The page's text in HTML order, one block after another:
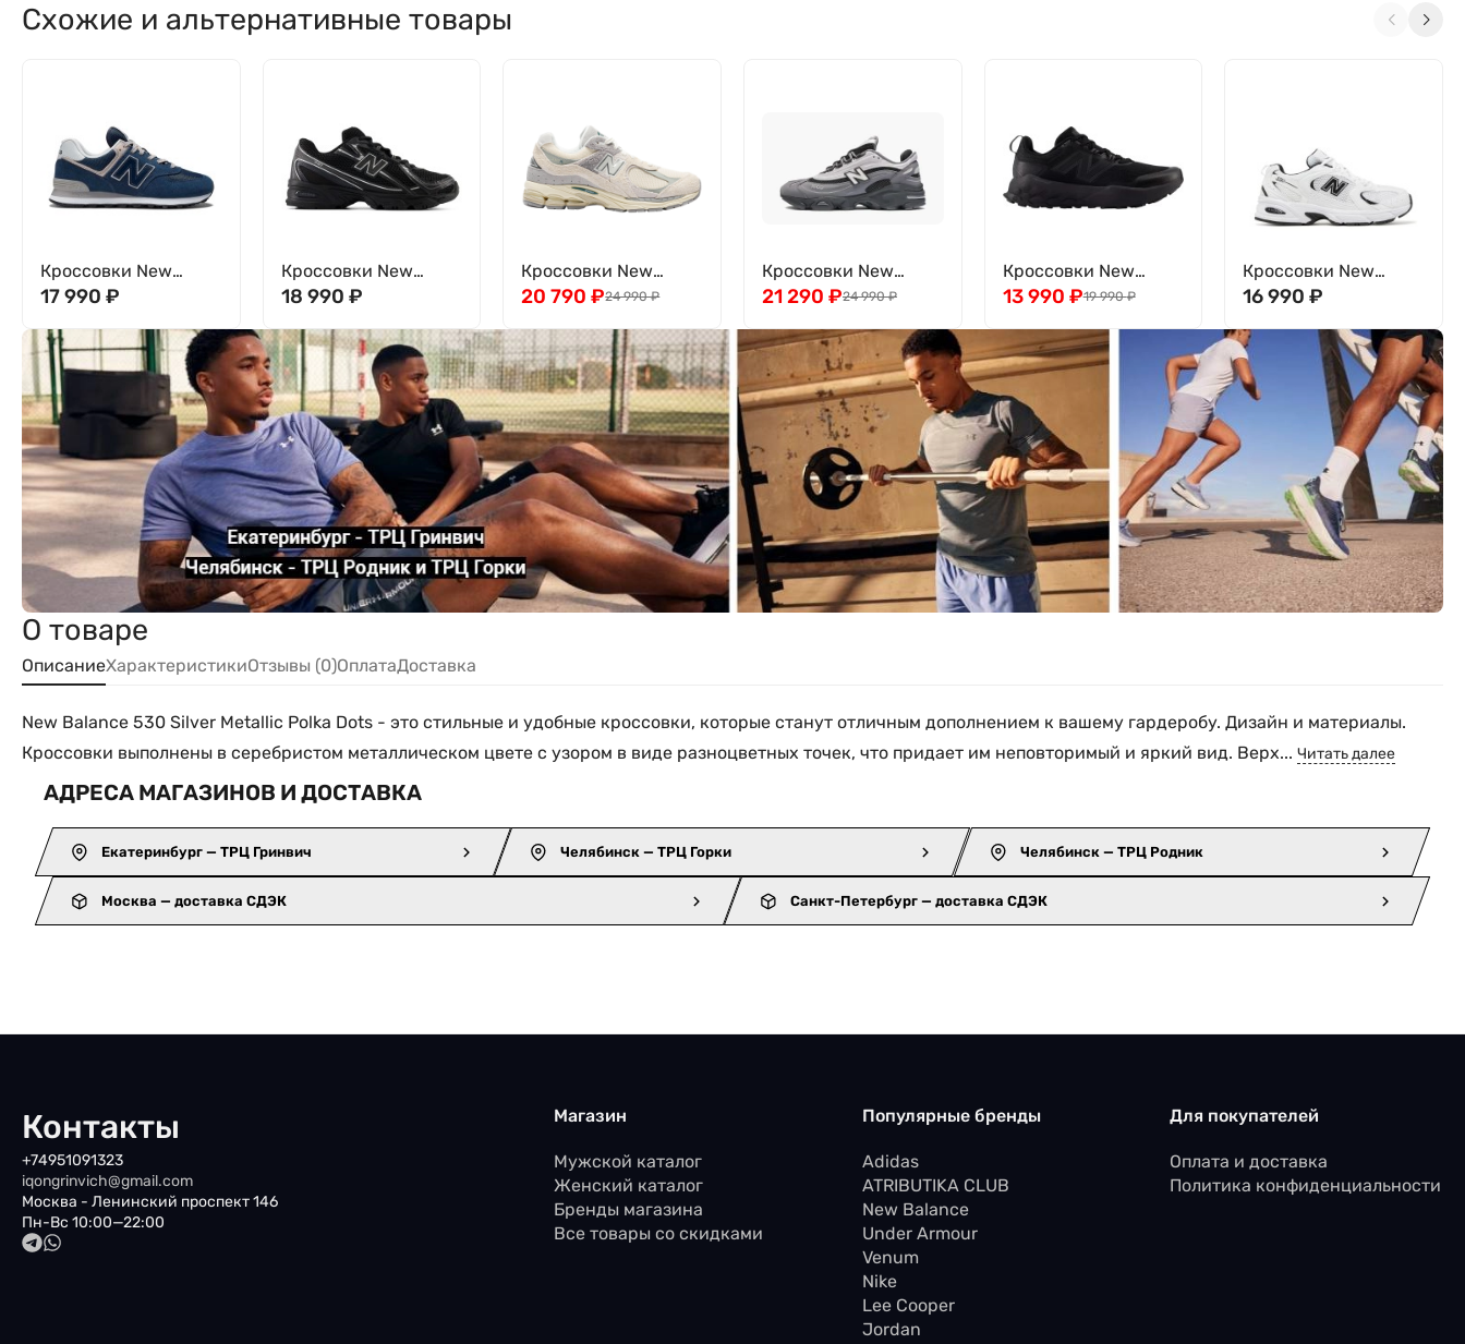
Схожие и альтернативные товары
Кроссовки New
Balance 574
17 990 ₽
Кроссовки New
Balance 740
18 990 ₽
Кроссовки New
Balance 2002
24 990₽
20 790₽
Кроссовки New
Balance 1000
24 990₽
21 290 ₽
Кроссовки New
Balance Garoe
19 990₽
13 990 ₽
Кроссовки New
Balance 530
16 990₽
О товаре
ОписаниеХарактеристикиОтзывы (0)ОплатаДоставка
New Balance 530 Silver Metallic Polka Dots - это стильные и удобные кроссовки, которые станут отличным дополнением к вашему гардеробу. Дизайн и материалы.
Кроссовки выполнены в серебристом металлическом цвете с узором в виде разноцветных точек, что придает им неповторимый и яркий вид. Верх... Читать далее
АДРЕСА МАГАЗИНОВ И ДОСТАВКА
Екатеринбург — ТРЦ Гринвич Челябинск — ТРЦ Горки Челябинск — ТРЦ Родник
Москва — доставка СДЭК Санкт-Петербург — доставка СДЭК
Контакты
+74951091323
iqongrinvich@gmail.com
Москва - Ленинский проспект 146
Пн-Вс 10:00—22:00
Магазин
Мужской каталог
Женский каталог
Бренды магазина
Все товары со скидками
Популярные бренды
Adidas
ATRIBUTIKA CLUB
New Balance
Under Armour
Venum
Nike
Lee Cooper
Jordan
Для покупателей
Оплата и доставка
Политика конфиденциальности